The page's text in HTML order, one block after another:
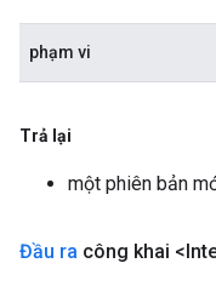
phạm vi
Trả lại
một phiên bản
Đầu ra công khai